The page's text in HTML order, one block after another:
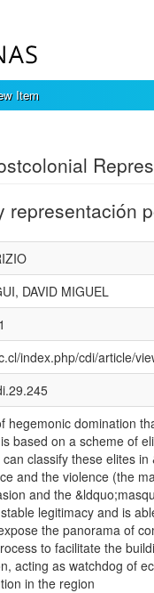
Item
representación
DAVID MIGUEL
index.php/cdi/article/
hegemonic domination
based on a scheme of
can classify these elites
and the violence (the
and the
legitimacy and is
the panorama of
to facilitate the
acting as watchdog of
in the region